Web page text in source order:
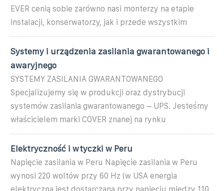
EVER cenią sobie zarówno nasi monterzy na etapie
instalacji, konserwatorzy, jak i przede wszystkim
Systemy i urządzenia zasilania gwarantowanego i
awaryjnego
SYSTEMY ZASILANIA GWARANTOWANEGO
Specjalizujemy się w produkcji oraz dystrybucji
systemów zasilania gwarantowanego – UPS. Jesteśmy
właścicielem marki COVER znanej na rynku
Elektryczność i wtyczki w Peru
Napięcie zasilania w Peru Napięcie zasilania w Peru
wynosi 220 woltów przy 60 Hz (w USA energia
elektryczna jest dostarczana przy napięciu między 110